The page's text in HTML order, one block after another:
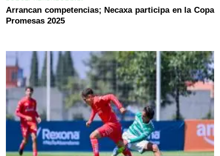
Arrancan competencias; Necaxa participa en la Copa
Promesas 2025